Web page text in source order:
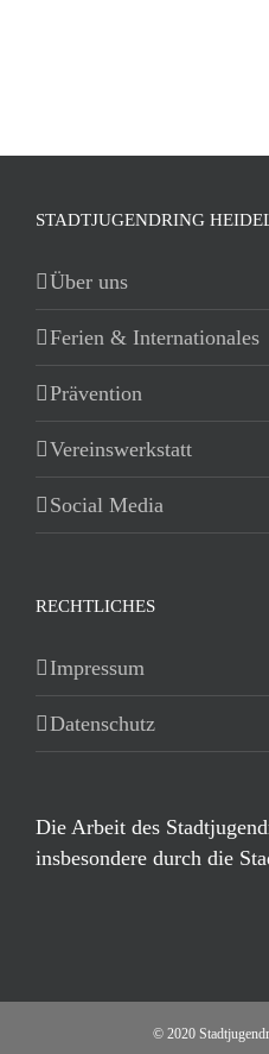
STADTJUGENDRING
Über uns
Ferien & Internationales
Prävention
Vereinswerkstatt
Social Media
RECHTLICHES
Impressum
Datenschutz
Die Arbeit des
insbesondere durch die
© 2020